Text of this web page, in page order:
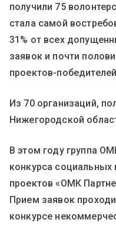
получили 75
стала самой
31% от всех
заявок и почти
проектов-
Из 70 организаций,
Нижегородской
В этом году группа
конкурса социальных
проектов «ОМК
Прием заявок
конкурсе